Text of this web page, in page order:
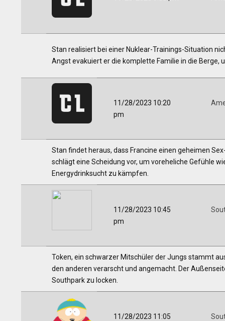
Stan realisiert bei einer Nuklear-Trainings-Situation
Angst evakuiert er die komplette Familie in die Berge,
11/28/2023 10:20
pm
Stan findet heraus, dass Francine einen geheimen
schlägt eine Scheidung vor, um voreheliche Gefühle
Energydrinksucht zu kämpfen.
11/28/2023 10:45
pm
Token, ein schwarzer Mitschüler der Jungs stammt
den anderen verarscht und angemacht. Der
Southpark zu locken.
11/28/2023 11:05